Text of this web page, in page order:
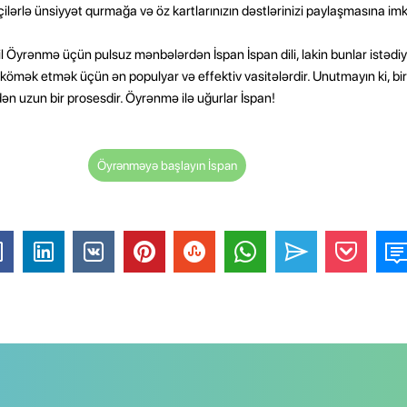
ünsiyyət qurmağa və öz kartlarınızın dəstlərinizi paylaşmasına
Öyrənmə üçün pulsuz mənbələrdən İspan İspan dili, lakin bunlar
etmək üçün ən populyar və effektiv vasitələrdir. Unutmayın ki,
uzun bir prosesdir. Öyrənmə ilə uğurlar İspan!
Öyrənməyə başlayın İspan